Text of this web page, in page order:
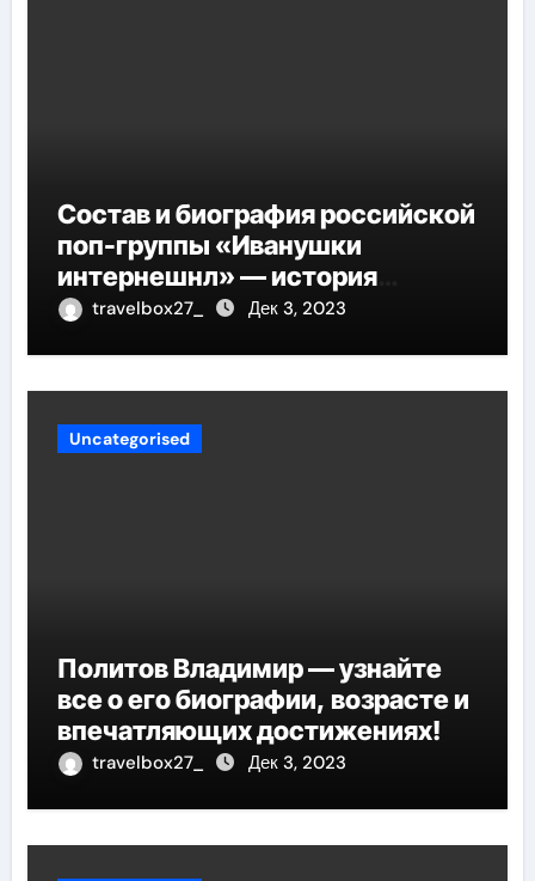
Состав и биография российской
поп-группы «Иванушки
интернешнл» — история
успеха, музыка и судьбы
travelbox27_ Дек 3, 2023
Uncategorised
Политов Владимир — узнайте
все о его биографии, возрасте и
впечатляющих достижениях!
travelbox27_ Дек 3, 2023